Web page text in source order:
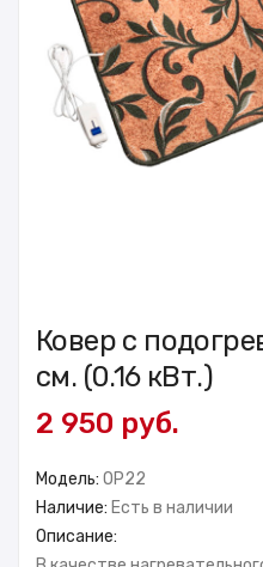
Ковер с
см. (0.16 кВт.)
2 950 руб.
Модель: OP22
Наличие: Есть в наличии
Описание: